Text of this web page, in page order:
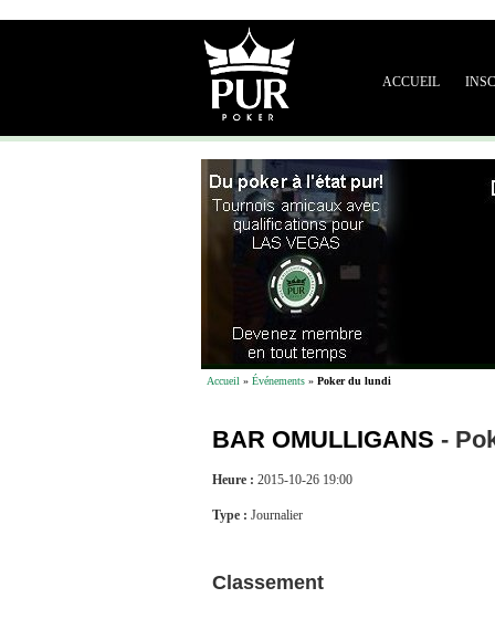
ACCUEIL
Accueil » Événements » Poker du lundi
BAR OMULLIGANS -
Heure : 2015-10-26 19:00
Type : Journalier
Classement